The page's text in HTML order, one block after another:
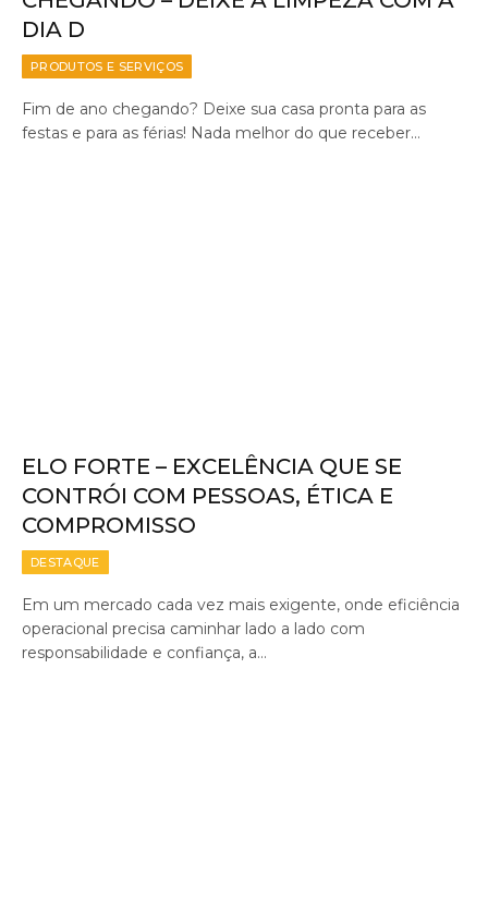
DIA D
PRODUTOS E SERVIÇOS
Fim de ano chegando? Deixe sua casa pronta para as
festas e para as férias! Nada melhor do que receber…
ELO FORTE – EXCELÊNCIA QUE SE
CONTRÓI COM PESSOAS, ÉTICA E
COMPROMISSO
DESTAQUE
Em um mercado cada vez mais exigente, onde eficiência
operacional precisa caminhar lado a lado com
responsabilidade e confiança, a…